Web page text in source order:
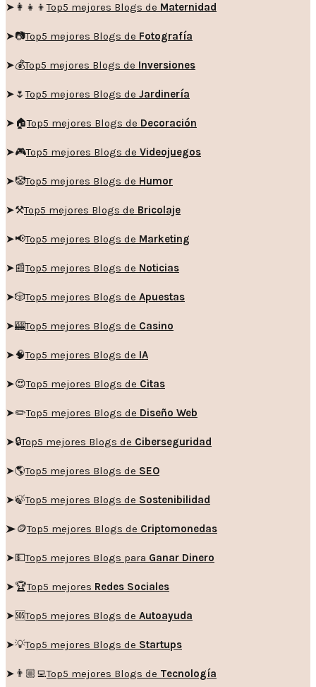
➤👩‍👧‍👦Top5 mejores Blogs de Maternidad
➤📷Top5 mejores Blogs de Fotografía
➤💰Top5 mejores Blogs de Inversiones
➤🌷Top5 mejores Blogs de Jardinería
➤🏠Top5 mejores Blogs de Decoración
➤🎮Top5 mejores Blogs de Videojuegos
➤🤡Top5 mejores Blogs de Humor
➤⚒️Top5 mejores Blogs de Bricolaje
➤📢Top5 mejores Blogs de Marketing
➤📰Top5 mejores Blogs de Noticias
➤🎲Top5 mejores Blogs de Apuestas
➤🎰Top5 mejores Blogs de Casino
➤🧠Top5 mejores Blogs de IA
➤😍Top5 mejores Blogs de Citas
➤✏️Top5 mejores Blogs de Diseño Web
➤🔒Top5 mejores Blogs de Ciberseguridad
➤🌎Top5 mejores Blogs de SEO
➤🍃Top5 mejores Blogs de Sostenibilidad
➤🪙Top5 mejores Blogs de Criptomonedas
➤💵Top5 mejores Blogs para Ganar Dinero
➤🏆Top5 mejores Redes Sociales
➤🆘Top5 mejores Blogs de Autoayuda
➤💡Top5 mejores Blogs de Startups
➤👨🏼‍💻Top5 mejores Blogs de Tecnología